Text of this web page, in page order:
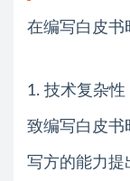
在编写白皮书
1. 技术复杂
致编写白皮书
写方的能力提